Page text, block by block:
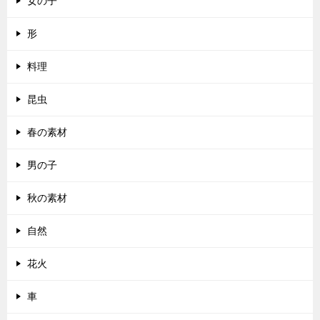
形
料理
昆虫
春の素材
男の子
秋の素材
自然
花火
車